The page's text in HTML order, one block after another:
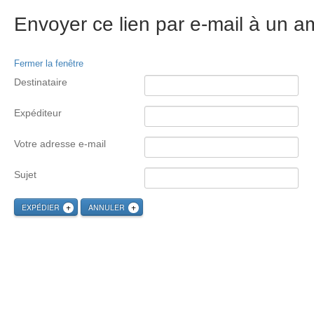
Envoyer ce lien par e-mail à un
Fermer la fenêtre
Destinataire
Expéditeur
Votre adresse e-mail
Sujet
EXPÉDIER ANNULER